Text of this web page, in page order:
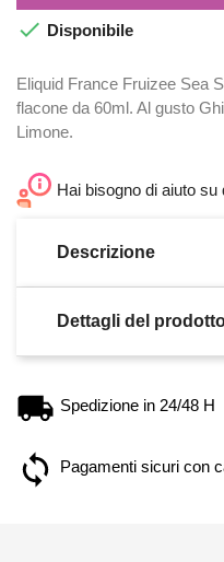
 Disponibile
Eliquid France Fruizee Sea
flacone da 60ml. Al gusto
Limone.
Hai bisogno di aiuto su
Descrizione
Dettagli del
Spedizione in 24/48 H
Pagamenti sicuri con